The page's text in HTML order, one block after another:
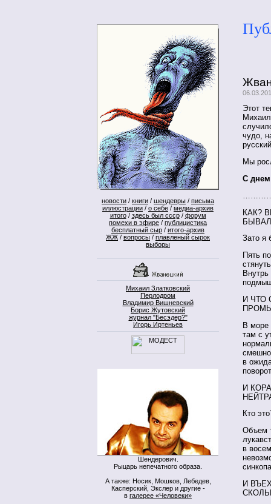
новости / книги / шендевры / письма
иллюстрации / о себе / медиа-архив
итого/ здесь был ссср/ форум
помехи в эфире / публицистика
бесплатный сыр / итого-архив
ЖЖ / вопросы / плавленый сырок
выборы
Михаил Златковский
Перлодром
Владимир Вишневский
Борис Жутовский
журнал "Бесэдер?"
Игорь Иртеньев
Шендерович.
Рыцарь непечатного образа.
А также: Носик, Мошков, Лебедев,
Касперский, Экслер и другие -
в галерее «Человеки»
Этот
чудо,
Мы
С
КАК?
Зато я
Пять
И ЧТО
В море
там с
в
И
Кто
Объем
в
И